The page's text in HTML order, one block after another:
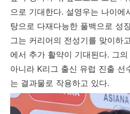
으로 기대한다. 설영우는 나이
탕으로 다재다능한 풀백으로 성
그는 커리어의 전성기를 맞이하
에서 추가 활약이 기대된다. 그
아니라 K리그 출신 유럽 진출 선
는 결과물로 작용하고 있다.